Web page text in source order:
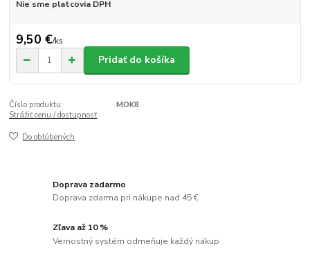
Nie sme platcovia DPH
9,50 €/ks
Pridať do košíka
Číslo produktu:
MOK8
Strážiť cenu / dostupnosť
Do obľúbených
Doprava zadarmo
Doprava zdarma pri nákupe nad 45 €
Zľava až 10 %
Vernostný systém odmeňuje každý nákup